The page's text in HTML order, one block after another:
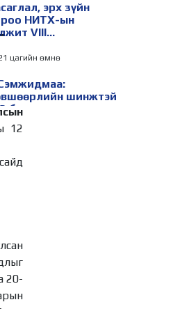
12
20-
эрх зүйн
НИТХ-ын
VIII
асуудлуудыг
цагийн өмнө
шинжтэй
бүртгэлээс
бизнес
цагийн өмнө
67 асуудал
төрийг
Сутай
тэнгэрийг
төрийн тахилгад